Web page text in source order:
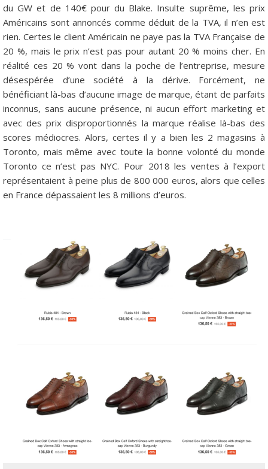
du GW et de 140€ pour du Blake. Insulte suprême, les prix
Américains sont annoncés comme déduit de la TVA, il n’en est
rien. Certes le client Américain ne paye pas la TVA Française de
20 %, mais le prix n’est pas pour autant 20 % moins cher. En
réalité ces 20 % vont dans la poche de l’entreprise, mesure
désespérée d’une société à la dérive. Forcément, ne
bénéficiant là-bas d’aucune image de marque, étant de parfaits
inconnus, sans aucune présence, ni aucun effort marketing et
avec des prix disproportionnés la marque réalise là-bas des
scores médiocres. Alors, certes il y a bien les 2 magasins à
Toronto, mais même avec toute la bonne volonté du monde
Toronto ce n’est pas NYC. Pour 2018 les ventes à l’export
représentaient à peine plus de 800 000 euros, alors que celles
en France dépassaient les 8 millions d’euros.